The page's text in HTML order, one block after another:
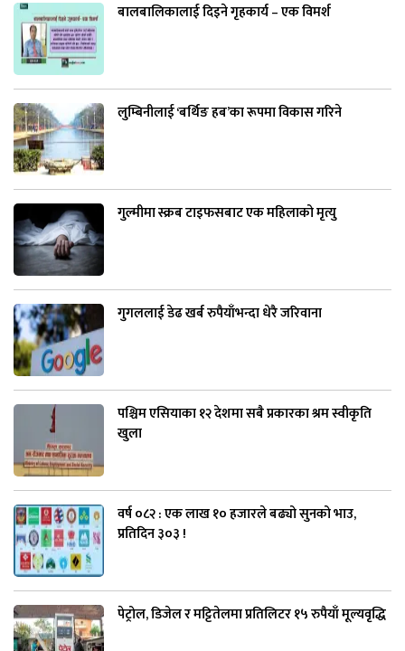
बालबालिकालाई दिइने गृहकार्य – एक विमर्श
लुम्बिनीलाई ‘बर्थिङ हब’का रूपमा विकास गरिने
गुल्मीमा स्क्रब टाइफसबाट एक महिलाको मृत्यु
गुगललाई डेढ खर्ब रुपैयाँभन्दा धेरै जरिवाना
पश्चिम एसियाका १२ देशमा सबै प्रकारका श्रम स्वीकृति
खुला
वर्ष ०८२ : एक लाख १० हजारले बढ्यो सुनको भाउ,
प्रतिदिन ३०३ !
पेट्रोल, डिजेल र मट्टितेलमा प्रतिलिटर १५ रुपैयाँ मूल्यवृद्धि